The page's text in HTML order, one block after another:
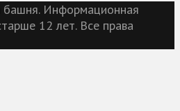
Информационная
12 лет. Все права